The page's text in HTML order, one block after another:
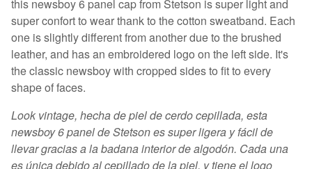
this newsboy 6 panel cap from Stetson is super light and
super confort to wear thank to the cotton sweatband. Each
one is slightly different from another due to the brushed
leather, and has an embroidered logo on the left side. It's
the classic newsboy with cropped sides to fit to every
shape of faces.
Look vintage, hecha de piel de cerdo cepillada, esta
newsboy 6 panel de Stetson es super ligera y fácil de
llevar gracias a la badana interior de algodón. Cada una
es única debido al cepillado de la piel, y tiene el logo